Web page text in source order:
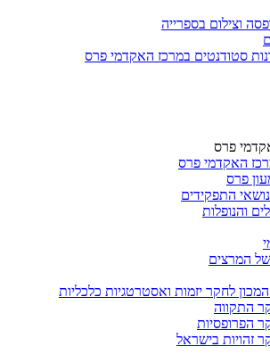
וצילום בספרייה
סטודנטים במרכז האקדמי פרס
פרס
האקדמי פרס
פרס
נושאי התפקידים
והנופלות
המרצים
התקווה
הפרופסיות
זהויות בישראל